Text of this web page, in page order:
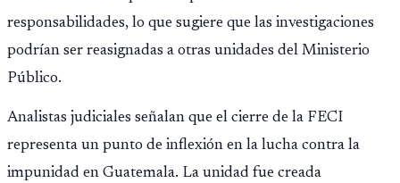
responsabilidades, lo que sugiere que las investigaciones
podrían ser reasignadas a otras unidades del Ministerio
Público.
Analistas judiciales señalan que el cierre de la FECI
representa un punto de inflexión en la lucha contra la
impunidad en Guatemala. La unidad fue creada